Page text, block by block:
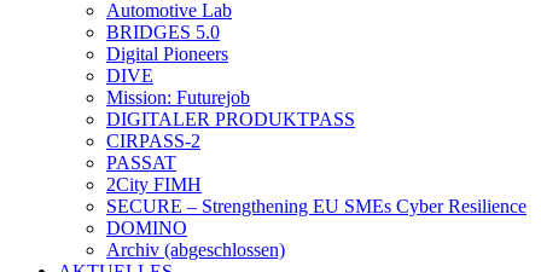
Automotive Lab
BRIDGES 5.0
Digital Pioneers
DIVE
Mission: Futurejob
DIGITALER PRODUKTPASS
CIRPASS-2
PASSAT
2City FIMH
SECURE – Strengthening EU SMEs Cyber Resilience
DOMINO
Archiv (abgeschlossen)